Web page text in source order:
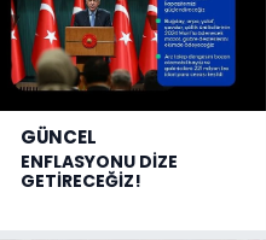
GÜNCEL
ENFLASYONU DİZE
GETİRECEĞİZ!